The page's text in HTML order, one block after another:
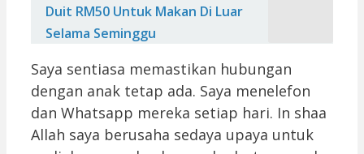
Duit RM50 Untuk Makan Di Luar
Selama Seminggu
Saya sentiasa memastikan hubungan
dengan anak tetap ada. Saya menelefon
dan Whatsapp mereka setiap hari. In shaa
Allah saya berusaha sedaya upaya untuk